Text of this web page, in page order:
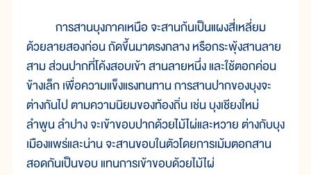
การสานบุงภาคเหนือ จะสานก้นเป็นแผงสี่เหลี่ยม
ด้วยลายสองก่อน ถัดขึ้นมาตรงกลาง หรือกระพุ้งสานลาย
สาม ส่วนปากที่โค้งสอบเข้า สานลายหนึ่ง และใช้ตอกค่อน
ข้างเล็ก เพื่อความแข็งแรงทนทาน การสานปากของบุงจะ
ต่างกันไป ตามความนิยมของท้องถิ่น เช่น บุงเชียงใหม่
ลำพูน ลำปาง จะเข้าขอบปากด้วยไม้ไผ่และหวาย ต่างกับบุง
เมืองแพร่และน่าน จะสานขอบในตัวโดยการเม้มตอกสาน
สอดกันเป็นขอบ แทนการเข้าขอบด้วยไม้ไผ่